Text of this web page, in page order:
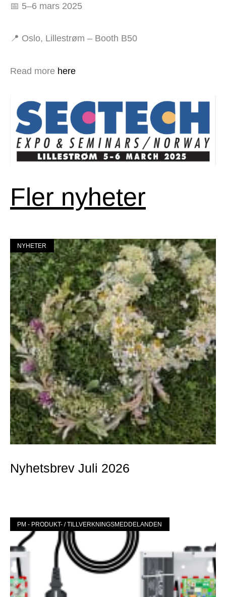
📅 5–6 mars 2025
📍 Oslo, Lillestrøm – Booth B50
Read more here
Fler nyheter
NYHETER
Nyhetsbrev Juli 2026
PM - PRODUKT- / TILLVERKNINGSMEDDELANDEN